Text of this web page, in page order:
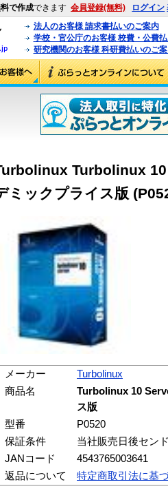
で作成できます 会員登録(無料) ログイン
法人のお客様 請求書払いのご案内
学校・官公庁のお客様 校費・公費
研究機関のお客様 科研費払いのご
Turbolinux
ミックプライス版
メーカー
Turbolinux
商品名
Turbolinux 10
ス版
型番
P0520
保証条件
当社販売日後セン
JANコード
4543765003641
返品について
特定商取引法に基